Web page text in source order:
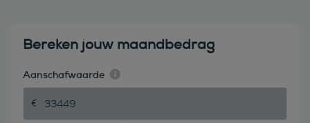
Bereken jouw maandbedrag
Aanschafwaarde